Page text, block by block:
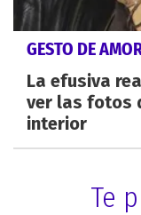
GESTO DE
La efusiva
ver las fotos
interior
Te